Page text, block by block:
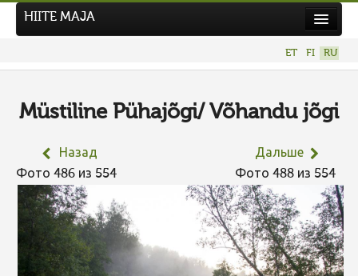
НОВЫЙ ФОТОКОНКУРС
ПРЕДЫДУЩИЕ КОНКУРСЫ
HIITE MAJA
ET FI RU
Müstiline Pühajõgi/ Võhandu jõgi
Назад
Фото 486 из 554
Дальше
Фото 488 из 554